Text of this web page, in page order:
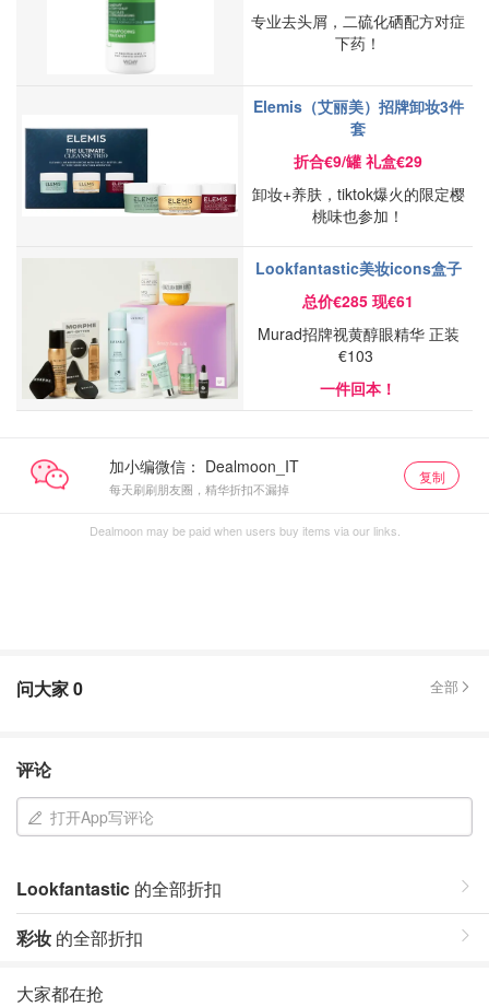
专业去头屑，二硫化硒配方对症
下药！
Elemis（艾丽美）招牌卸妆3件
套
折合€9/罐 礼盒€29
卸妆+养肤，tiktok爆火的限定樱
桃味也参加！
Lookfantastic美妆icons盒子
总价€285 现€61
Murad招牌视黄醇眼精华 正装
€103
一件回本！
加小编微信：
每天刷刷朋友圈，精华折扣不漏掉
复制
Dealmoon may be paid when users buy items via our links.
问大家0 全部
评论
打开App写评论
Lookfantastic 的全部折扣
彩妆 的全部折扣
大家都在抢